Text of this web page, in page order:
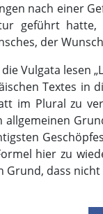
nach einer
geführt
der
Vulgata lesen
Textes in
im Plural zu
hier zu
Grund, dass